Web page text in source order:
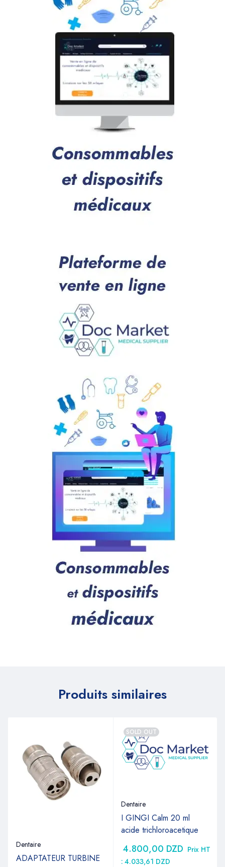
Produits similaires
Dentaire
ADAPTATEUR TURBINE
SOLD OUT
Dentaire
I GINGI Calm 20 ml
acide trichloroacetique
4.800,00 DZD Prix HT
: 4.033,61 DZD